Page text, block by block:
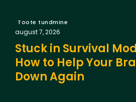
Toote tundmine
august 7, 2026
Stuck in Survival
How to Help Your
Down Again